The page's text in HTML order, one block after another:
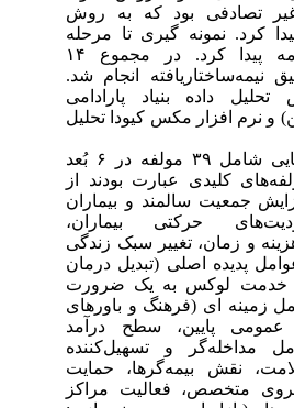
تصادفی بود که به روش
کرد. نمونه گیری تا مرحله
اشباع داده ادامه پیدا کرد. در مجموع ۱۴
انجام شد.
داده بنیاد پارادامی
نرم افزار مکس کیودا تحلیل
مدل نهایی شامل ۳۹ مولفه در ۶ بُعد
کلیدی عبارت بودند از
جمعیت سالمند و بیماران
حرکتی بیماران،
و زمان، تغییر سبک زندگی
پدیده اصلی (تبدیل درمان
خدمت لوکس به یک ضرورت
زمینه‌ ای (فرهنگ و باورهای
پایین، سطح درآمد
مداخله‌گر و تسهیل‌کننده
نقش بیمه‌گرها، حمایت
متخصص، فعالیت مراکز